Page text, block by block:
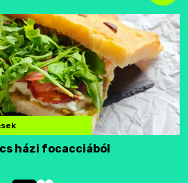
házi focacciából